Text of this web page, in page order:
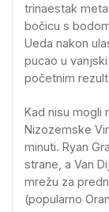
trinaestak
bočicu s
Ueda nakon
pucao u
početnim
Kad nisu mogli
Nizozemske
minuti. Ryan
strane, a Van
mrežu za
(popularno